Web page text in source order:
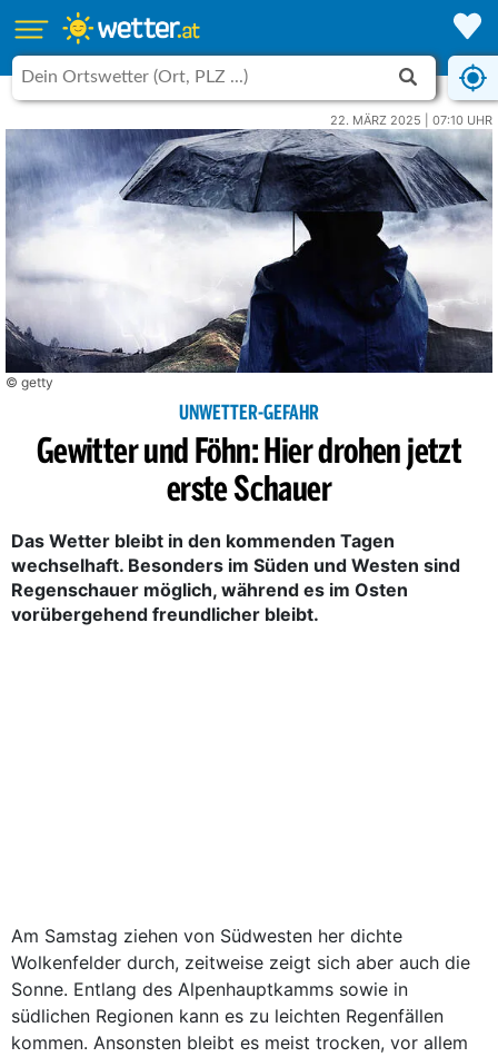
22. MÄRZ 2025 | 07:10 UHR
© getty
UNWETTER-GEFAHR
Gewitter und Föhn: Hier drohen jetzt
erste Schauer
Das Wetter bleibt in den kommenden Tagen
wechselhaft. Besonders im Süden und Westen sind
Regenschauer möglich, während es im Osten
vorübergehend freundlicher bleibt.
Am Samstag ziehen von Südwesten her dichte
Wolkenfelder durch, zeitweise zeigt sich aber auch die
Sonne. Entlang des Alpenhauptkamms sowie in
südlichen Regionen kann es zu leichten Regenfällen
kommen. Ansonsten bleibt es meist trocken, vor allem